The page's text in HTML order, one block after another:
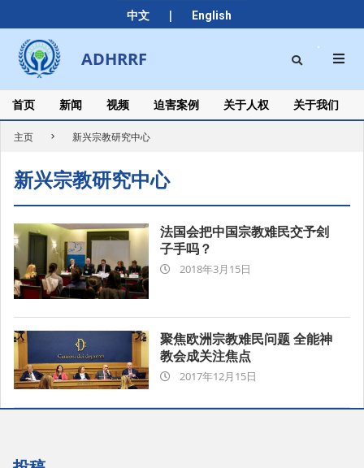
中文 | English
to
content
ADHRRF Search
Secondary
Navigation
Menu
首页 新闻 视频 迫害案例 关于人权 关于我们
主页 新兴宗教研究中心
新兴宗教研究中心
法国会把中国宗教难民交予刽
子手吗？
2018-2018年3月15日
聚焦欧洲宗教难民问题 全能神
教会成关注焦点
2017-
15
2017年12月15日